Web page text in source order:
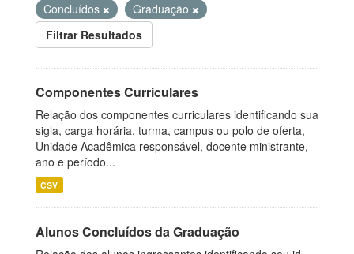
Concluídos
Graduação
Filtrar Resultados
Componentes Curriculares
Relação dos componentes curriculares identificando sua
sigla, carga horária, turma, campus ou polo de oferta,
Unidade Acadêmica responsável, docente ministrante,
ano e período...
CSV
Alunos Concluídos da Graduação